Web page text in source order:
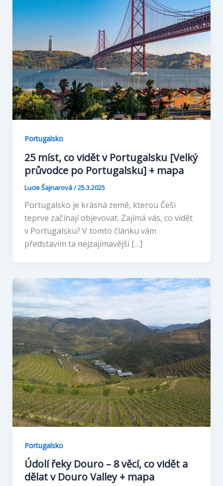
Portugalsko
25 míst, co vidět v Portugalsku [Velký
průvodce po Portugalsku] + mapa
Lucie Šajnarová/25.3.2025
Portugalsko je krásná země, kterou Češi
teprve začínají objevovat. Zajímá vás, co vidět
v Portugalsku? V tomto článku vám
představím ta nejzajímavější […]
Portugalsko
Údolí řeky Douro – 8 věcí, co vidět a
dělat v Douro Valley + mapa